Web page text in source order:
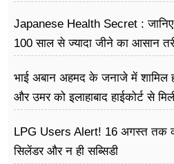
Japanese Health Secret :
100 साल से ज्यादा जीने का आसान
भाई अबान अहमद के जनाजे में शामिल
और उमर को इलाहाबाद हाईकोर्ट से
LPG Users Alert! 16 अगस्त तक
सिलेंडर और न ही सब्सिडी